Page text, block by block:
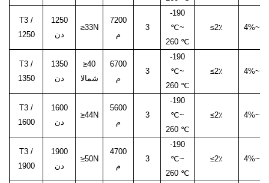
T3 /
1250
1250
دن
≥33N
7200
م
3
-190
℃~
260 ℃
≤2٪ 4%~
T3 /
1350
1350
دن
≥40
شمالا
6700
م
3
-190
℃~
260 ℃
≤2٪ 4%~
T3 /
1600
1600
دن
≥44N
5600
م
3
-190
℃~
260 ℃
≤2٪ 4%~
T3 /
1900
1900
دن
≥50N
4700
م
3
-190
℃~
260 ℃
≤2٪ 4%~